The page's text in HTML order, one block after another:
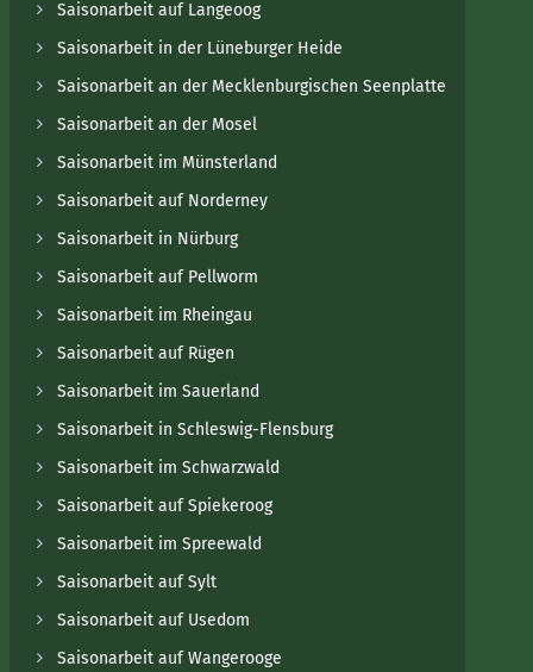
Saisonarbeit auf Langeoog
Saisonarbeit in der Lüneburger Heide
Saisonarbeit an der Mecklenburgischen Seenplatte
Saisonarbeit an der Mosel
Saisonarbeit im Münsterland
Saisonarbeit auf Norderney
Saisonarbeit in Nürburg
Saisonarbeit auf Pellworm
Saisonarbeit im Rheingau
Saisonarbeit auf Rügen
Saisonarbeit im Sauerland
Saisonarbeit in Schleswig-Flensburg
Saisonarbeit im Schwarzwald
Saisonarbeit auf Spiekeroog
Saisonarbeit im Spreewald
Saisonarbeit auf Sylt
Saisonarbeit auf Usedom
Saisonarbeit auf Wangerooge